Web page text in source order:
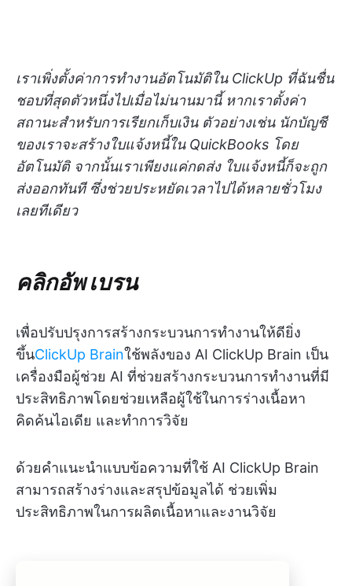
เราเพิ่งตั้งค่าการทำงานอัตโนมัติใน ClickUp ที่ฉันชื่น
ชอบที่สุดตัวหนึ่งไปเมื่อไม่นานมานี้ หากเราตั้งค่า
สถานะสำหรับการเรียกเก็บเงิน ตัวอย่างเช่น นักบัญชี
ของเราจะสร้างใบแจ้งหนี้ใน QuickBooks โดย
อัตโนมัติ จากนั้นเราเพียงแค่กดส่ง ใบแจ้งหนี้ก็จะถูก
ส่งออกทันที ซึ่งช่วยประหยัดเวลาไปได้หลายชั่วโมง
เลยทีเดียว
คลิกอัพ เบรน
เพื่อปรับปรุงการสร้างกระบวนการทำงานให้ดียิ่ง
ขึ้นClickUp Brainใช้พลังของ AI ClickUp Brain เป็น
เครื่องมือผู้ช่วย AI ที่ช่วยสร้างกระบวนการทำงานที่มี
ประสิทธิภาพโดยช่วยเหลือผู้ใช้ในการร่างเนื้อหา
คิดค้นไอเดีย และทำการวิจัย
ด้วยคำแนะนำแบบข้อความที่ใช้ AI ClickUp Brain
สามารถสร้างร่างและสรุปข้อมูลได้ ช่วยเพิ่ม
ประสิทธิภาพในการผลิตเนื้อหาและงานวิจัย